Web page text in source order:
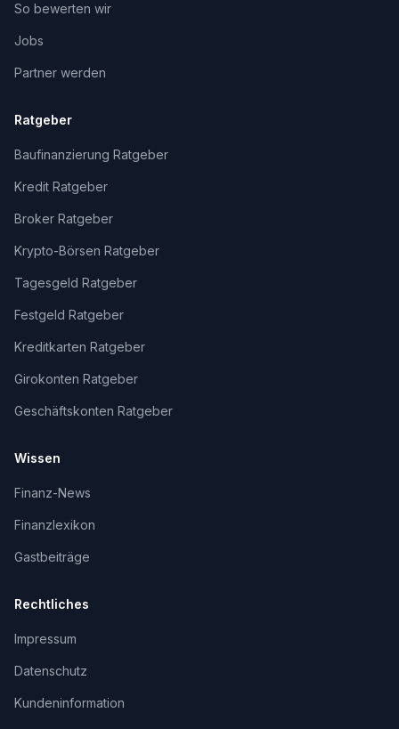
So bewerten wir
Jobs
Partner werden
Ratgeber
Baufinanzierung Ratgeber
Kredit Ratgeber
Broker Ratgeber
Krypto-Börsen Ratgeber
Tagesgeld Ratgeber
Festgeld Ratgeber
Kreditkarten Ratgeber
Girokonten Ratgeber
Geschäftskonten Ratgeber
Wissen
Finanz-News
Finanzlexikon
Gastbeiträge
Rechtliches
Impressum
Datenschutz
Kundeninformation